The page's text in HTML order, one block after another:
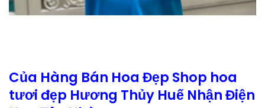
Của Hàng Bán Hoa Đẹp Shop hoa
tươi đẹp Hương Thủy Huế Nhận Điện